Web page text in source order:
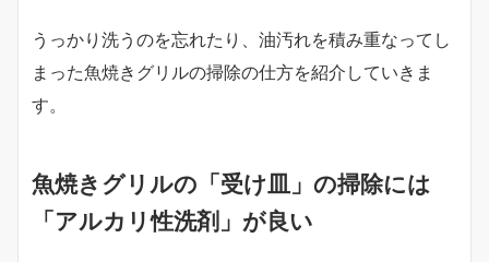
うっかり洗うのを忘れたり、油汚れを積み重なってし
まった魚焼きグリルの掃除の仕方を紹介していきま
す。
魚焼きグリルの「受け皿」の掃除には
「アルカリ性洗剤」が良い